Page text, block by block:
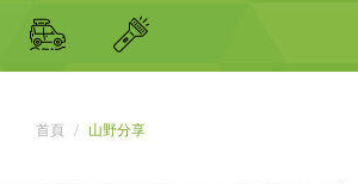
首頁 山野分享